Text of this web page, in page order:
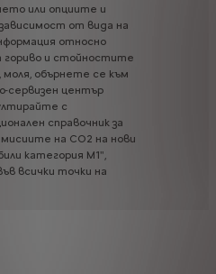
или опциите и
зависимост от вида на
относно
гориво и стойностите
моля, обърнете се към
сервизен център
с
справочник за
на CO2 на нови
категория М1",
всички точки на